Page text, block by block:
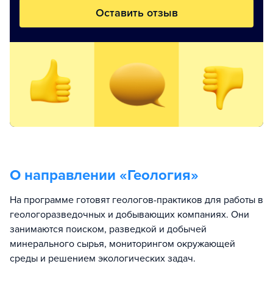
Оставить отзыв
О направлении «Геология»
На программе готовят геологов-практиков для работы в
геологоразведочных и добывающих компаниях. Они
занимаются поиском, разведкой и добычей
минерального сырья, мониторингом окружающей
среды и решением экологических задач.